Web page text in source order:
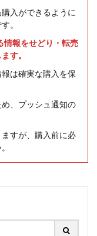
入ができるように
。
情報をせどり・転売
す。
は確実な購入を保
、プッシュ通知の
すが、購入前に必